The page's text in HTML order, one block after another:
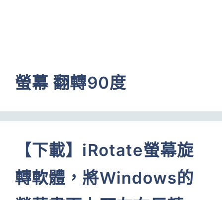
螢幕 翻轉90度
【下載】iRotate螢幕旋
轉軟體，將Windows的